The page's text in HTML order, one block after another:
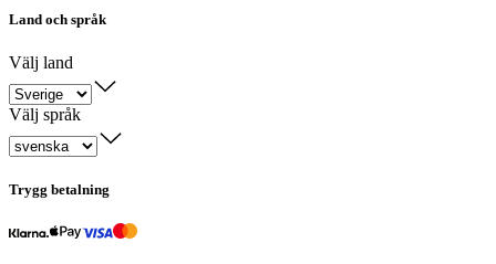
Land och språk
Välj land
Välj språk
Trygg betalning